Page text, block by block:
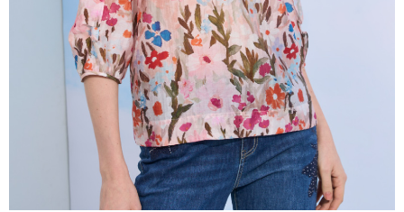
【注意事項】
１．透過由恩沛科技股份有限公司提供之「AFTEE先享後付」服務完成之交
易，需依本服務之必要範圍內提供個人資料，並將交易相關給付款項請求債
權轉讓予恩沛科技股份有限公司。
２．關於個人資料處理事宜，請瀏覽以下網址：
https://aftee.tw/terms/#terms3
３．未成年的使用者請事先徵得法定代理人或監護人之同意方可使用
「AFTEE先享後付」，若未經同意申辦者引起之損失，本公司不負相關責
４．使用「AFTEE先享後付」時，將依據個別帳號之用戶狀況，依本公司即
時審查核予不同之上限額度；若仍有額度不足之情形，本公司將視審查結果
請求用戶進行身份認證。
５．嚴禁一人註冊多個帳號或使用他人資訊註冊。若發現惡意使用之情形，